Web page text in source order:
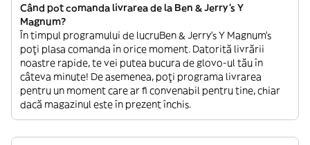
Când pot comanda livrarea de la Ben & Jerry's Y
Magnum?
În timpul programului de lucruBen & Jerry's Y Magnum’s
poți plasa comanda în orice moment. Datorită livrării
noastre rapide, te vei putea bucura de glovo-ul tău în
câteva minute! De asemenea, poți programa livrarea
pentru un moment care ar fi convenabil pentru tine, chiar
dacă magazinul este în prezent închis.